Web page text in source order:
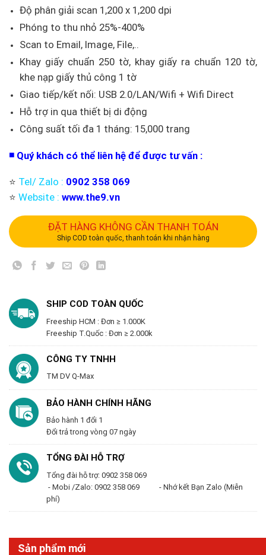
Độ phân giải scan 1,200 x 1,200 dpi
Phóng to thu nhỏ 25%-400%
Scan to Email, Image, File,..
Khay giấy chuẩn 250 tờ, khay giấy ra chuẩn 120 tờ,
khe nạp giấy thủ công 1 tờ
Giao tiếp/kết nối: USB 2.0/LAN/Wifi + Wifi Direct
Hỗ trợ in qua thiết bị di động
Công suất tối đa 1 tháng: 15,000 trang
◾️ Quý khách có thể liên hệ để được tư vấn :
⭐️ Tel/ Zalo : 0902 358 069
⭐️ Website : www.the9.vn
ĐẶT HÀNG KHÔNG CẦN THANH TOÁN
Ship COD toàn quốc, thanh toán khi nhận hàng
SHIP COD TOÀN QUỐC
Freeship HCM : Đơn ≥ 1.000K
Freeship T.Quốc : Đơn ≥ 2.000k
CÔNG TY TNHH
TM DV Q-Max
BẢO HÀNH CHÍNH HÃNG
Bảo hành 1 đổi 1
Đổi trả trong vòng 07 ngày
TỔNG ĐÀI HỖ TRỢ
Tổng đài hỗ trợ: 0902 358 069
- Mobi /Zalo: 0902 358 069 - Nhớ kết Bạn Zalo (Miễn
phí)
Sản phẩm mới